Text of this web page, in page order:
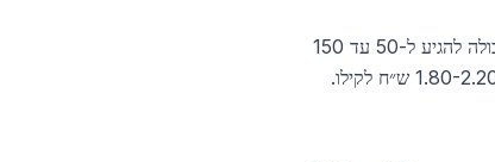
קבלני חלונות ודלתות אלומיניום מצברים שחיקות, קטעי פרופיל קצרים ואסקופות במהלך עבודה שוטפת. כמות זו יכולה להגיע ל-50 עד 150